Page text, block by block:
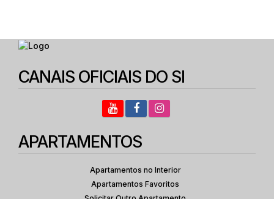
CANAIS OFICIAIS DO SI
APARTAMENTOS
Apartamentos no Interior
Apartamentos Favoritos